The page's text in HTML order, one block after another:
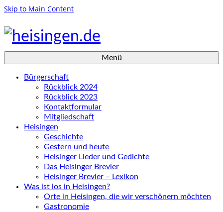
Skip to Main Content
Menü
Bürgerschaft
Rückblick 2024
Rückblick 2023
Kontaktformular
Mitgliedschaft
Heisingen
Geschichte
Gestern und heute
Heisinger Lieder und Gedichte
Das Heisinger Brevier
Heisinger Brevier – Lexikon
Was ist los in Heisingen?
Orte in Heisingen, die wir verschönern möchten
Gastronomie